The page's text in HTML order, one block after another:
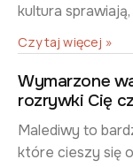
kultura
Czytaj więcej »
Wymarzone
rozrywki Cię
Malediwy to
które cieszy się